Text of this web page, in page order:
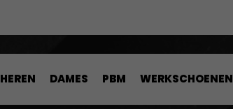
HEREN DAMES PBM WERKSCHOENEN